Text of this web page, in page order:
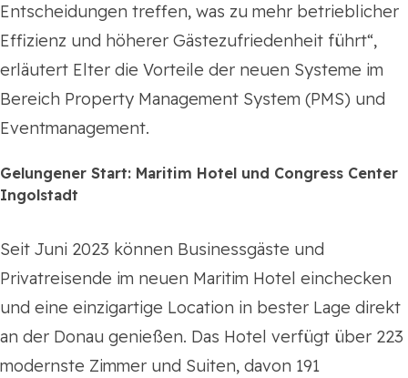
Entscheidungen treffen, was zu mehr betrieblicher
Effizienz und höherer Gästezufriedenheit führt“,
erläutert Elter die Vorteile der neuen Systeme im
Bereich Property Management System (PMS) und
Eventmanagement.
Gelungener Start: Maritim Hotel und Congress Center
Ingolstadt
Seit Juni 2023 können Businessgäste und
Privatreisende im neuen Maritim Hotel einchecken
und eine einzigartige Location in bester Lage direkt
an der Donau genießen. Das Hotel verfügt über 223
modernste Zimmer und Suiten, davon 191